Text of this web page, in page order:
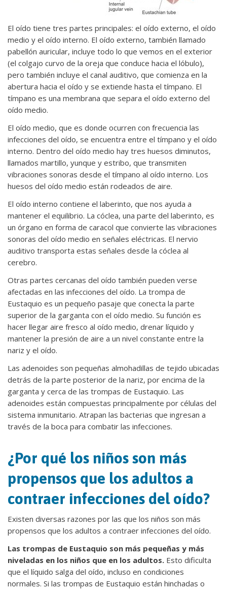
El oído tiene tres partes principales: el oído externo, el oído
medio y el oído interno. El oído externo, también llamado
pabellón auricular, incluye todo lo que vemos en el exterior
(el colgajo curvo de la oreja que conduce hacia el lóbulo),
pero también incluye el canal auditivo, que comienza en la
abertura hacia el oído y se extiende hasta el tímpano. El
tímpano es una membrana que separa el oído externo del
oído medio.
El oído medio, que es donde ocurren con frecuencia las
infecciones del oído, se encuentra entre el tímpano y el oído
interno. Dentro del oído medio hay tres huesos diminutos,
llamados martillo, yunque y estribo, que transmiten
vibraciones sonoras desde el tímpano al oído interno. Los
huesos del oído medio están rodeados de aire.
El oído interno contiene el laberinto, que nos ayuda a
mantener el equilibrio. La cóclea, una parte del laberinto, es
un órgano en forma de caracol que convierte las vibraciones
sonoras del oído medio en señales eléctricas. El nervio
auditivo transporta estas señales desde la cóclea al
cerebro.
Otras partes cercanas del oído también pueden verse
afectadas en las infecciones del oído. La trompa de
Eustaquio es un pequeño pasaje que conecta la parte
superior de la garganta con el oído medio. Su función es
hacer llegar aire fresco al oído medio, drenar líquido y
mantener la presión de aire a un nivel constante entre la
nariz y el oído.
Las adenoides son pequeñas almohadillas de tejido ubicadas
detrás de la parte posterior de la nariz, por encima de la
garganta y cerca de las trompas de Eustaquio. Las
adenoides están compuestas principalmente por células del
sistema inmunitario. Atrapan las bacterias que ingresan a
través de la boca para combatir las infecciones.
¿Por qué los niños son más
propensos que los adultos a
contraer infecciones del oído?
Existen diversas razones por las que los niños son más
propensos que los adultos a contraer infecciones del oído.
Las trompas de Eustaquio son más pequeñas y más
niveladas en los niños que en los adultos. Esto dificulta
que el líquido salga del oído, incluso en condiciones
normales. Si las trompas de Eustaquio están hinchadas o